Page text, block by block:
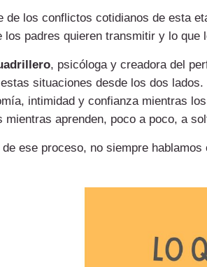
de los conflictos cotidianos de esta
los padres quieren transmitir y lo que
, psicóloga y creadora del
situaciones desde los dos
intimidad y confianza mientras
mientras aprenden, poco a poco, a
ese proceso, no siempre hablamos